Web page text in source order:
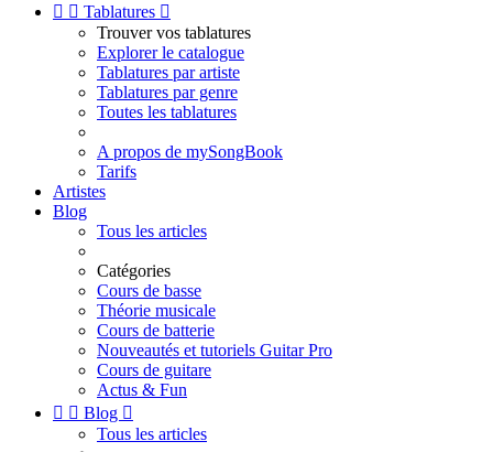
  Tablatures 
Trouver vos tablatures
Explorer le catalogue
Tablatures par artiste
Tablatures par genre
Toutes les tablatures
A propos de mySongBook
Tarifs
Artistes
Blog
Tous les articles
Catégories
Cours de basse
Théorie musicale
Cours de batterie
Nouveautés et tutoriels Guitar Pro
Cours de guitare
Actus & Fun
  Blog 
Tous les articles